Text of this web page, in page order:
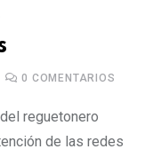
0 COMENTARIOS
reguetonero
de las redes